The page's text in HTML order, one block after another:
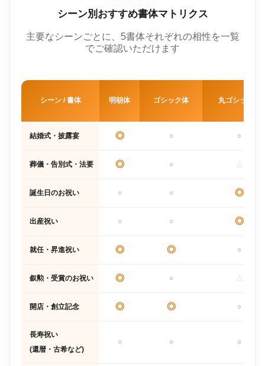
シーン別おすすめ書体マトリクス
主要なシーンごとに、5書体それぞれの相性を一覧
でご確認いただけます
シーン / 書体 明朝体 ゴシック体 丸ゴシック体
結婚式・披露宴 ◎ ○ ○
葬儀・告別式・法要 ◎ ○ △
誕生日のお祝い ○ ○ ◎
出産祝い ○ ○ ◎
就任・昇進祝い ◎ ◎ ○
叙勲・受賞のお祝い ◎ ○ △
開店・創立記念 ◎ ◎ ○
長寿祝い
(還暦・古希など)
○ ○ ○